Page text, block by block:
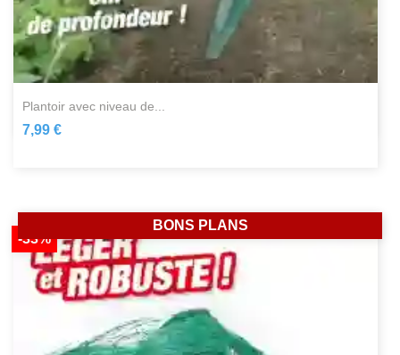
plantoir avec niveau de...
7,99 €
-33%
BONS PLANS